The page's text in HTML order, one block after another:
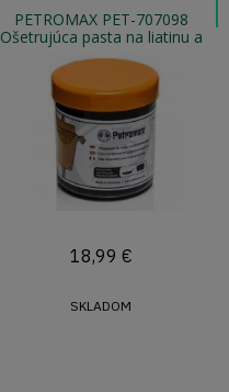
PETROMAX PET-707098
Ošetrujúca pasta na liatinu a
kované železo
18,99 €
SKLADOM